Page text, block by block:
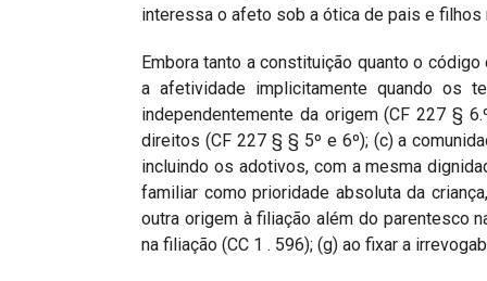
interessa o afeto sob a ótica de pais e
Embora tanto a constituição quanto o
a afetividade implicitamente quando os
independentemente da origem (CF 227 §
direitos (CF 227 § § 5º e 6º); (c) a
incluindo os adotivos, com a mesma
familiar como prioridade absoluta da
outra origem à filiação além do parentesco
na filiação (CC 1 . 596); (g) ao fixar a